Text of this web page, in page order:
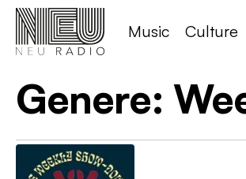
Music Culture
Genere: